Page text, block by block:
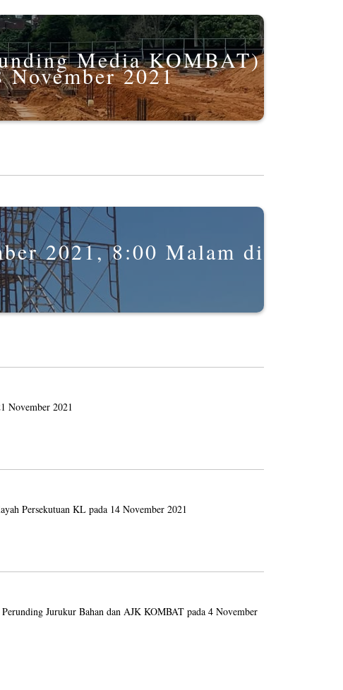
Media KOMBAT)
2021
2021, 8:00 Malam di
November 2021
Persekutuan KL pada 14 November 2021
Jurukur Bahan dan AJK KOMBAT pada 4 November